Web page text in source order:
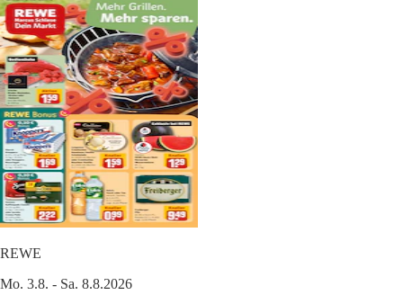
REWE
Mo. 3.8. - Sa. 8.8.2026